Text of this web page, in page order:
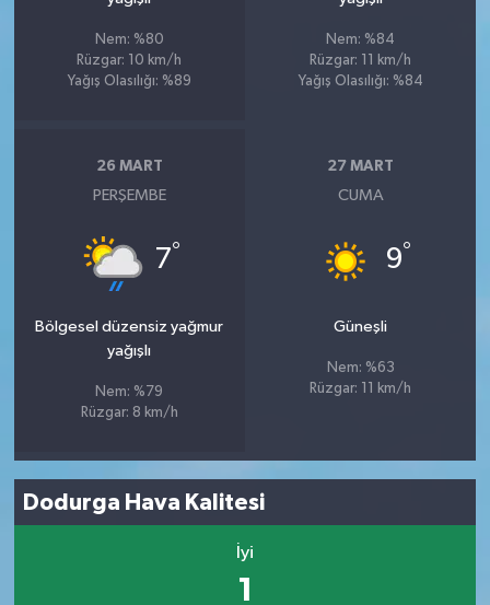
Nem: %80
Rüzgar: 10 km/h
Yağış Olasılığı: %89
Nem: %84
Rüzgar: 11 km/h
Yağış Olasılığı: %84
26 MART
PERŞEMBE
7°
Bölgesel düzensiz yağmur
yağışlı
Nem: %79
Rüzgar: 8 km/h
27 MART
CUMA
9°
Güneşli
Nem: %63
Rüzgar: 11 km/h
Dodurga Hava Kalitesi
İyi
1